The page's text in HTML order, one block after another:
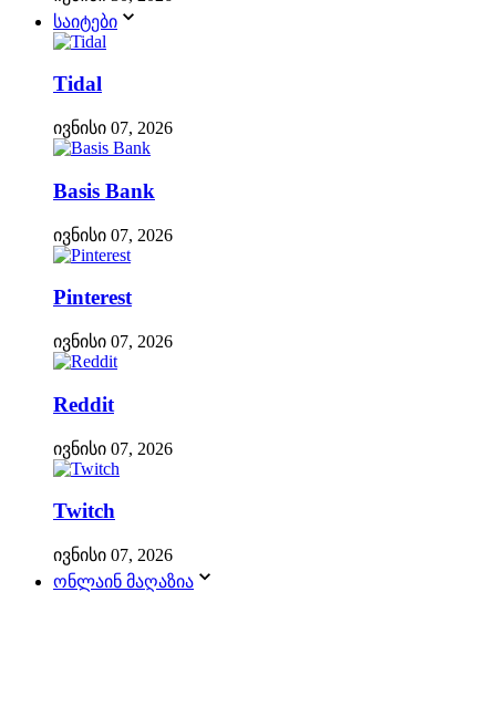
საიტები
Tidal
ივნისი 07, 2026
Basis Bank
ივნისი 07, 2026
Pinterest
ივნისი 07, 2026
Reddit
ივნისი 07, 2026
Twitch
ივნისი 07, 2026
ონლაინ მაღაზია